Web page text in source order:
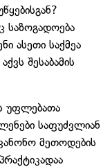
საზოგადოება
ასეთი საქმეა
შესაბამის
უფლებათა
საფუძვლიან
მეთოდების